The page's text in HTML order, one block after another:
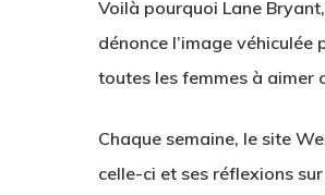
Voilà pourquoi Lane Bryant,
dénonce l’image
toutes les femmes à aimer
Chaque semaine, le site
celle-ci et ses réflexions sur